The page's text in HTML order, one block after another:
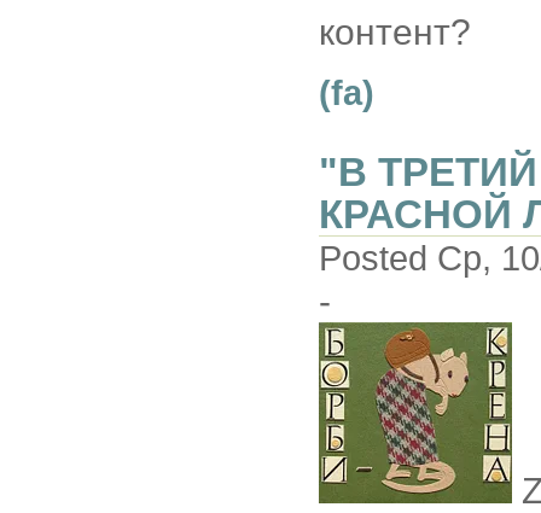
контент?
(fa)
"В
КРАСНОЙ
Posted Ср,
-